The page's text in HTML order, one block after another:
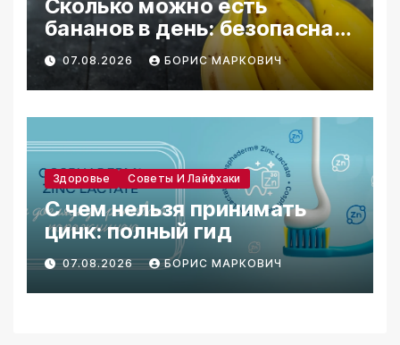
Сколько можно есть
бананов в день: безопасная
норма
07.08.2026 БОРИС МАРКОВИЧ
Здоровье Советы И Лайфхаки
С чем нельзя принимать
цинк: полный гид
07.08.2026 БОРИС МАРКОВИЧ